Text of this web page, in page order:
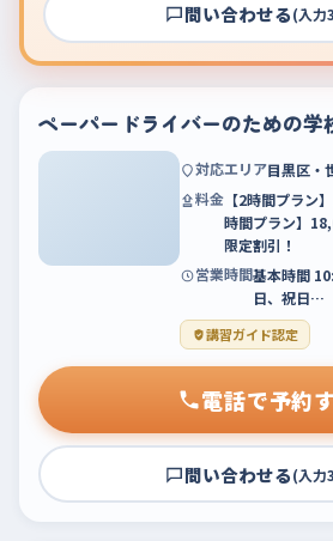
問い合わせる(入力
ペーパードライバーのための学
対応エリア目黒区・
料金 【2時間プラン
時間プラン】
限定割引！
営業時間基本時間
日、祝日…
講習ガイド認定
電話で予約
問い合わせる(入力